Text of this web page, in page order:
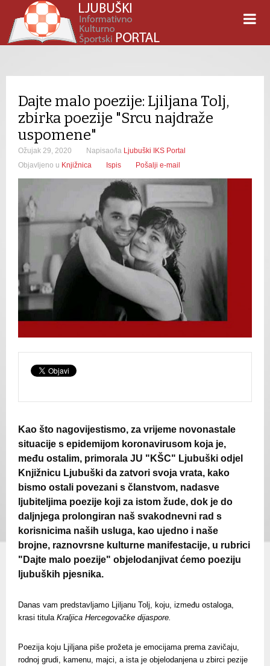
Dajte malo poezije: Ljiljana Tolj,
zbirka poezije "Srcu najdraže
uspomene"
Ožujak 29, 2020 Napisao/la Ljubuški IKS Portal
Objavljeno u Knjižnica Ispis Pošalji e-mail
Kao što nagovijestismo, za vrijeme novonastale
situacije s epidemijom koronavirusom koja je,
među ostalim, primorala JU "KŠC" Ljubuški odjel
Knjižnicu Ljubuški da zatvori svoja vrata, kako
bismo ostali povezani s članstvom, nadasve
ljubiteljima poezije koji za istom žude, dok je do
daljnjega prolongiran naš svakodnevni rad s
korisnicima naših usluga, kao ujedno i naše
brojne, raznovrsne kulturne manifestacije, u rubrici
"Dajte malo poezije" objelodanjivat ćemo poeziju
ljubuških pjesnika.
Danas vam predstavljamo Ljiljanu Tolj, koju, između ostaloga,
krasi titula Kraljica Hercegovačke dijaspore.
Poezija koju Ljiljana piše prožeta je emocijama prema zavičaju,
rodnoj grudi, kamenu, majci, a ista je objelodanjena u zbirci pezije